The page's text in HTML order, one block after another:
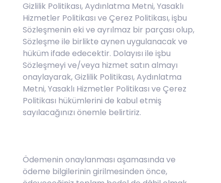
Gizlilik Politikası, Aydınlatma Metni, Yasaklı
Hizmetler Politikası ve Çerez Politikası, işbu
Sözleşmenin eki ve ayrılmaz bir parçası olup,
Sözleşme ile birlikte aynen uygulanacak ve
hüküm ifade edecektir. Dolayısı ile işbu
Sözleşmeyi ve/veya hizmet satın almayı
onaylayarak, Gizlilik Politikası, Aydınlatma
Metni, Yasaklı Hizmetler Politikası ve Çerez
Politikası hükümlerini de kabul etmiş
sayılacağınızı önemle belirtiriz.
Ödemenin onaylanması aşamasında ve
ödeme bilgilerinin girilmesinden önce,